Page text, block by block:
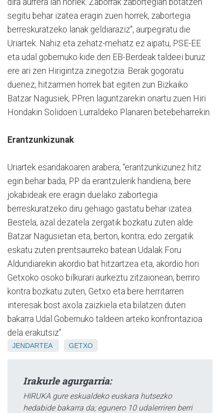
segitu behar izatea eragin zuen horrek, zabortegia
berreskuratzeko lanak geldiaraziz", aurpegiratu die
Uriartek. Nahiz eta zehatz-mehatz ez aipatu, PSE-EE
eta udal gobernuko kide den EB-Berdeak taldeei buruz
ere ari zen Hirigintza zinegotzia. Berak gogoratu
duenez, hitzarmen horrek bat egiten zun Bizkaiko
Batzar Nagusiek, PPren laguntzarekin onartu zuen Hiri
Hondakin Solidoen Lurraldeko Planaren betebeharrekin.
Erantzunkizunak
Uriartek esandakoaren arabera, “erantzunkizunez hitz
egin behar bada, PP da erantzulerik handiena, bere
jokabideak ere eragin duelako zabortegia
berreskuratzeko diru gehiago gastatu behar izatea.
Bestela, azal dezatela zergatik bozkatu zuten alde
Batzar Nagusietan eta, berton, kontra; edo zergatik
eskatu zuten prentsaurreko batean Udalak Foru
Aldundiarekin akordio bat hitzartzea eta, akordio hori
Getxoko osoko bilkurari aurkeztu zitzaionean, berriro
kontra bozkatu zuten, Getxo eta bere herritarren
interesak bost axola zaizkiela eta bilatzen duten
bakarra Udal Gobernuko taldeen arteko konfrontazioa
dela erakutsiz”.
JENDARTEA GETXO
Irakurle agurgarria:
HIRUKA gure eskualdeko euskara hutsezko
hedabide bakarra da; egunero 10 udalerriren berri